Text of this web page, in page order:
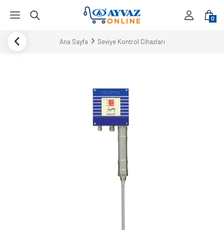
0
Ana Sayfa Seviye Kontrol Cihazları